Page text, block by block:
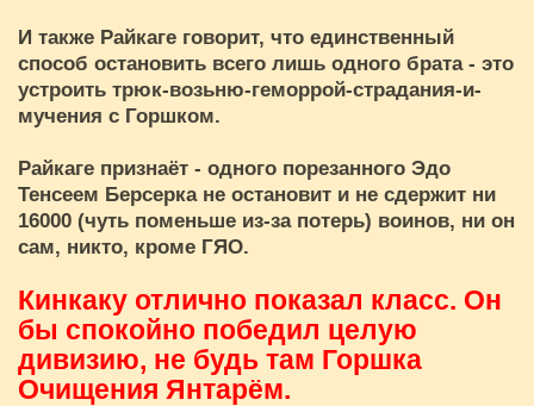
И также Райкаге говорит, что единственный
способ остановить всего лишь одного брата - это
устроить трюк-возьню-геморрой-страдания-и-
мучения с Горшком.
Райкаге признаёт - одного порезанного Эдо
Тенсеем Берсерка не остановит и не сдержит ни
16000 (чуть поменьше из-за потерь) воинов, ни он
сам, никто, кроме ГЯО.
Кинкаку отлично показал класс. Он
бы спокойно победил целую
дивизию, не будь там Горшка
Очищения Янтарём.